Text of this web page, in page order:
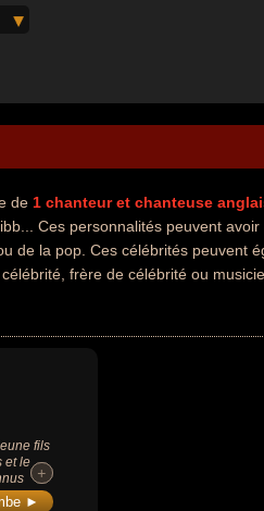
de 1 chanteur et chanteuse
Ces personnalités peuvent
de la pop. Ces célébrités peuvent
frère de célébrité ou
fils
et le
+
+
►